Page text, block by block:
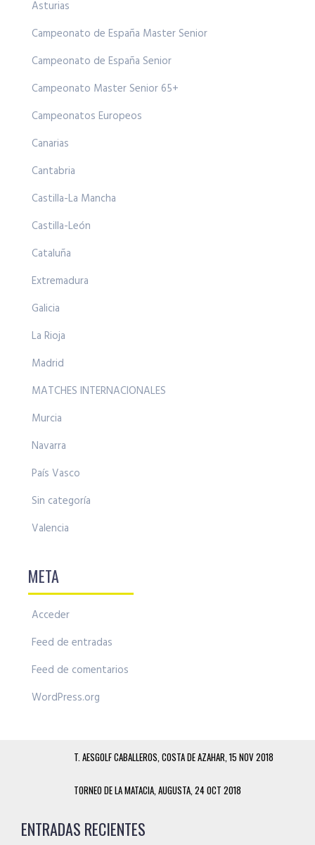
Asturias
Campeonato de España Master Senior
Campeonato de España Senior
Campeonato Master Senior 65+
Campeonatos Europeos
Canarias
Cantabria
Castilla-La Mancha
Castilla-León
Cataluña
Extremadura
Galicia
La Rioja
Madrid
MATCHES INTERNACIONALES
Murcia
Navarra
País Vasco
Sin categoría
Valencia
META
Acceder
Feed de entradas
Feed de comentarios
WordPress.org
T. AESGOLF CABALLEROS, COSTA DE AZAHAR, 15 NOV 2018
TORNEO DE LA MATACIA, AUGUSTA, 24 OCT 2018
ENTRADAS RECIENTES